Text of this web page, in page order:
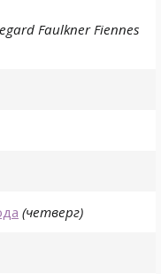
Faulkner Fiennes
(четверг)